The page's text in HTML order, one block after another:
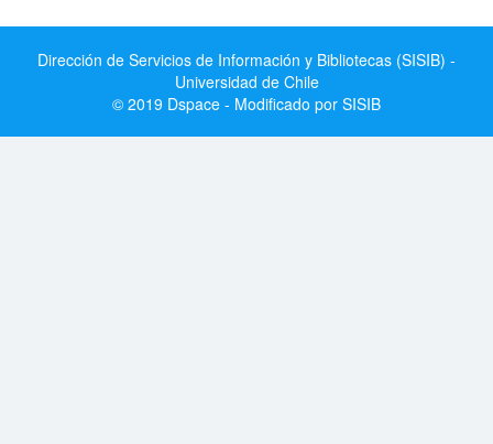
Dirección de Servicios de Información y Bibliotecas (SISIB) -
Universidad de Chile
© 2019 Dspace - Modificado por SISIB